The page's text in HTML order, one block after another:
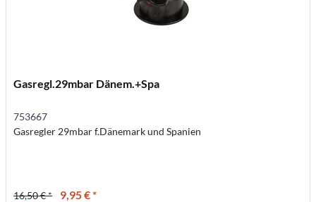
Gasregl.29mbar Dänem.+Spa
753667
Gasregler 29mbar f.Dänemark und Spanien
16,50 € * 9,95 € *